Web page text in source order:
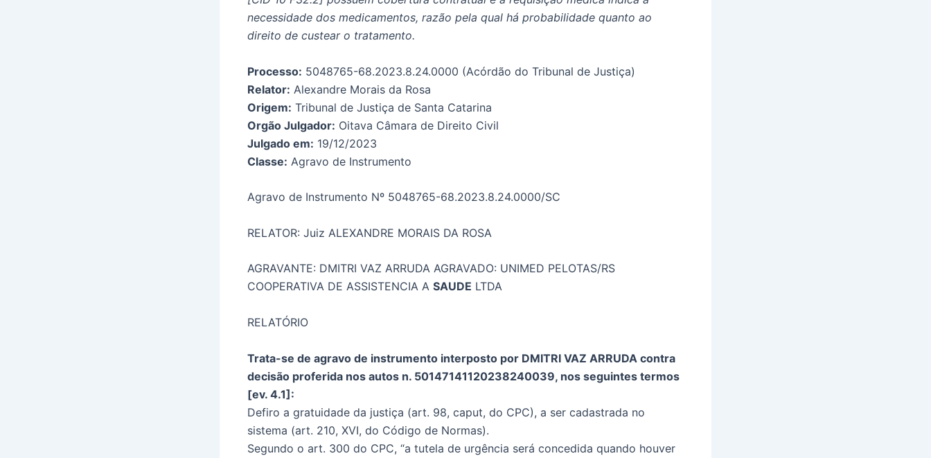
necessidade dos medicamentos, razão pela qual há probabilidade quanto ao
direito de custear o tratamento.
Processo: 5048765-68.2023.8.24.0000 (Acórdão do Tribunal de Justiça)
Relator: Alexandre Morais da Rosa
Origem: Tribunal de Justiça de Santa Catarina
Orgão Julgador: Oitava Câmara de Direito Civil
Julgado em: 19/12/2023
Classe: Agravo de Instrumento
Agravo de Instrumento Nº 5048765-68.2023.8.24.0000/SC
RELATOR: Juiz ALEXANDRE MORAIS DA ROSA
AGRAVANTE: DMITRI VAZ ARRUDA AGRAVADO: UNIMED PELOTAS/RS
COOPERATIVA DE ASSISTENCIA A SAUDE LTDA
RELATÓRIO
Trata-se de agravo de instrumento interposto por DMITRI VAZ ARRUDA contra
decisão proferida nos autos n. 50147141120238240039, nos seguintes termos
[ev. 4.1]:
Defiro a gratuidade da justiça (art. 98, caput, do CPC), a ser cadastrada no
sistema (art. 210, XVI, do Código de Normas).
Segundo o art. 300 do CPC, “a tutela de urgência será concedida quando houver